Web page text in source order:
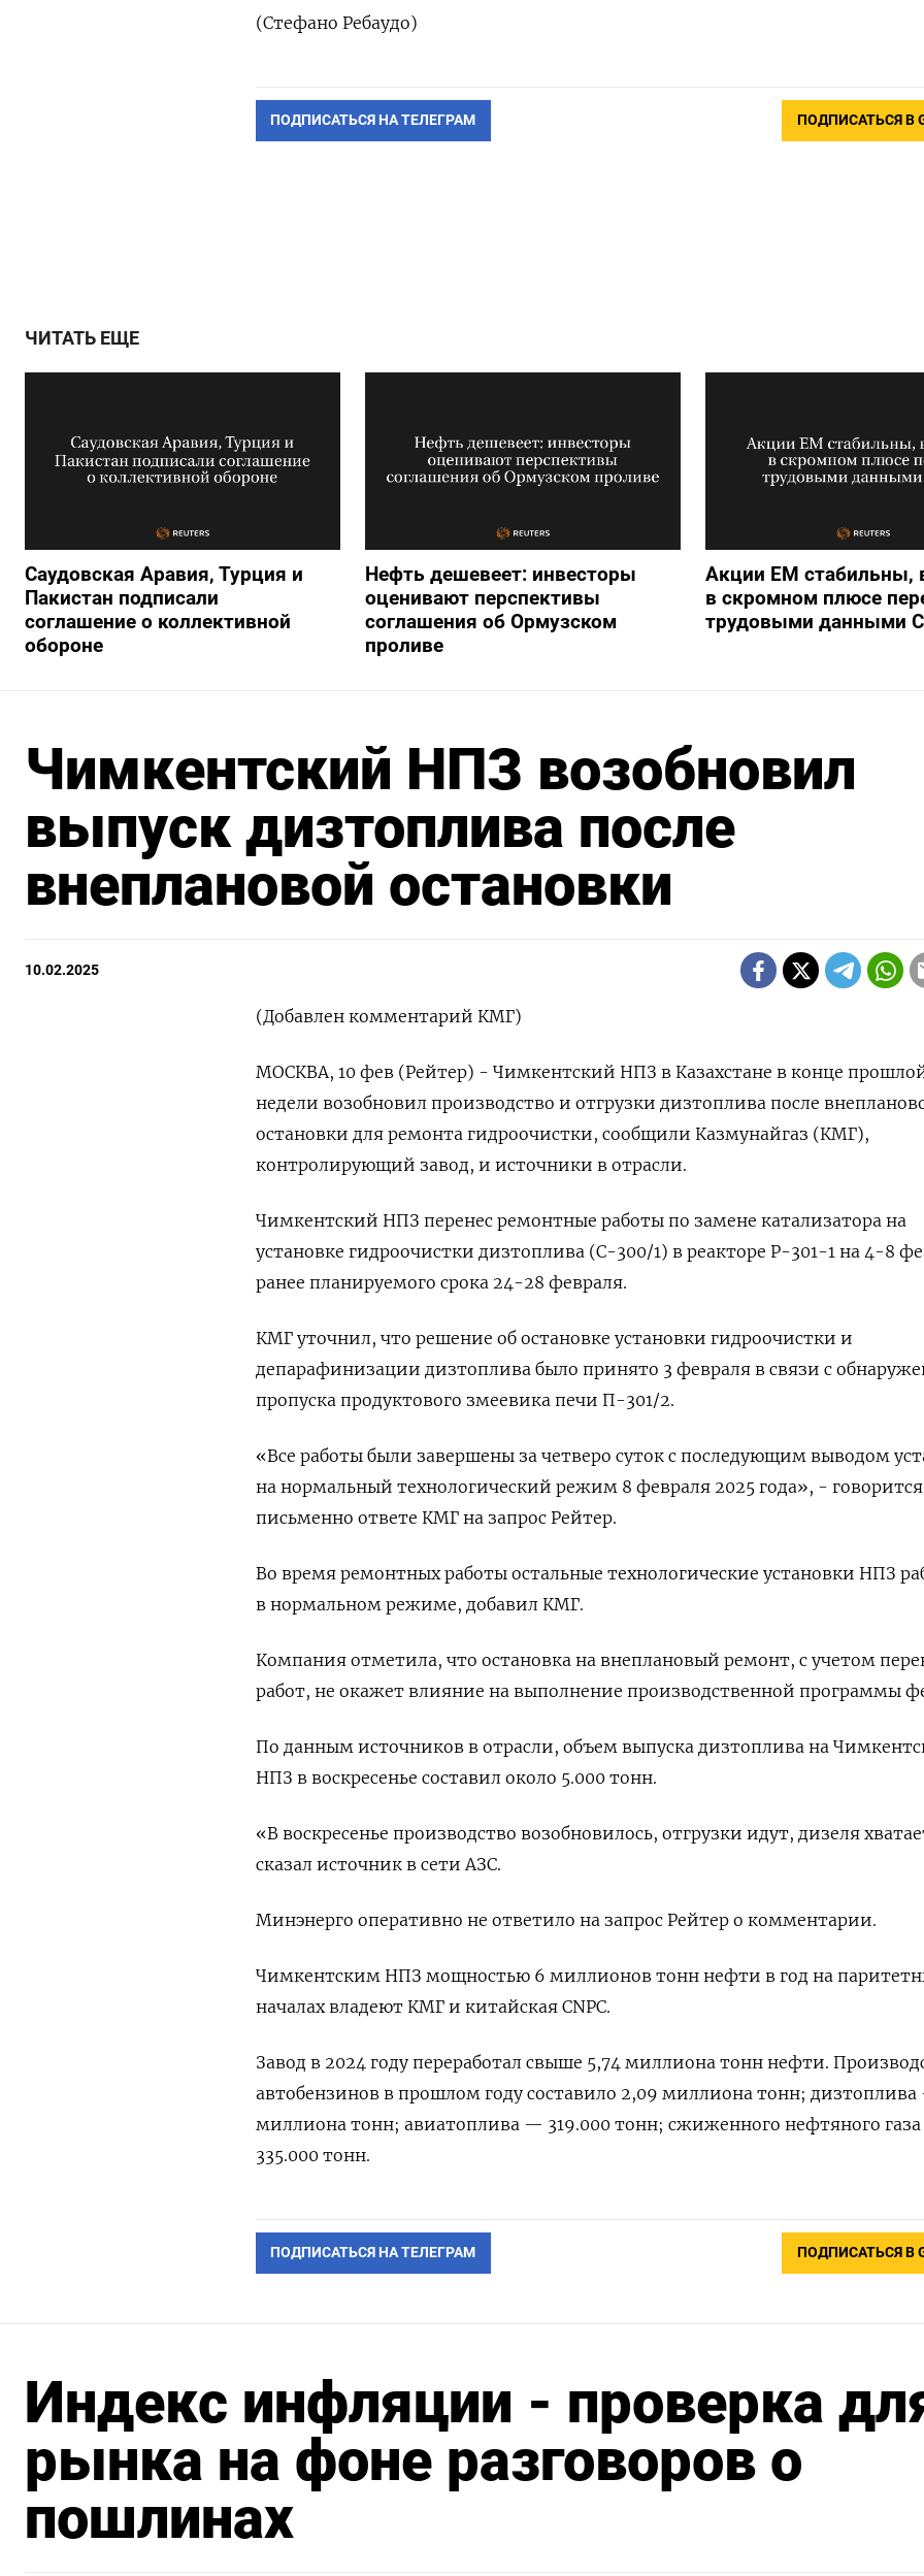
(Стефано Ребаудо)
ПОДПИСАТЬСЯ НА ТЕЛЕГРАМ ПОДПИСАТЬСЯ В
ЧИТАТЬ ЕЩЕ
Саудовская Аравия, Турция и
Пакистан подписали
соглашение о коллективной
обороне
Нефть дешевеет: инвесторы
оценивают перспективы
соглашения об Ормузском
проливе
Акции ЕМ стабильны,
в скромном плюсе
трудовыми данными
Чимкентский НПЗ возобновил
выпуск дизтоплива после
внеплановой остановки
10.02.2025
(Добавлен комментарий КМГ)
МОСКВА, 10 фев (Рейтер) - Чимкентский НПЗ в Казахстане в конце
недели возобновил производство и отгрузки дизтоплива после
остановки для ремонта гидроочистки, сообщили Казмунайгаз (КМГ),
контролирующий завод, и источники в отрасли.
Чимкентский НПЗ перенес ремонтные работы по замене катализатора на
установке гидроочистки дизтоплива (С-300/1) в реакторе Р-301-1 на 4-8
ранее планируемого срока 24-28 февраля.
КМГ уточнил, что решение об остановке установки гидроочистки и
депарафинизации дизтоплива было принято 3 февраля в связи с
пропуска продуктового змеевика печи П-301/2.
«Все работы были завершены за четверо суток с последующим выводом
на нормальный технологический режим 8 февраля 2025 года», -
письменно ответе КМГ на запрос Рейтер.
Во время ремонтных работы остальные технологические установки НПЗ
в нормальном режиме, добавил КМГ.
Компания отметила, что остановка на внеплановый ремонт, с учетом
работ, не окажет влияние на выполнение производственной программы
По данным источников в отрасли, объем выпуска дизтоплива на
НПЗ в воскресенье составил около 5.000 тонн.
«В воскресенье производство возобновилось, отгрузки идут, дизеля
сказал источник в сети АЗС.
Минэнерго оперативно не ответило на запрос Рейтер о комментарии.
Чимкентским НПЗ мощностью 6 миллионов тонн нефти в год на
началах владеют КМГ и китайская CNPC.
Завод в 2024 году переработал свыше 5,74 миллиона тонн нефти.
автобензинов в прошлом году составило 2,09 миллиона тонн; дизтоплива
миллиона тонн; авиатоплива — 319.000 тонн; сжиженного нефтяного
335.000 тонн.
ПОДПИСАТЬСЯ НА ТЕЛЕГРАМ ПОДПИСАТЬСЯ В
Индекс инфляции - проверка
рынка на фоне разговоров о
пошлинах